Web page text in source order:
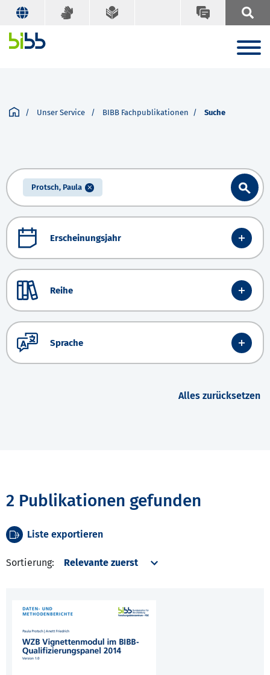
Unser Service BIBB Fachpublikationen Suche
Protsch, Paula
Erscheinungsjahr
Reihe
Sprache
Alles zurücksetzen
2 Publikationen gefunden
Liste exportieren
Sortierung: